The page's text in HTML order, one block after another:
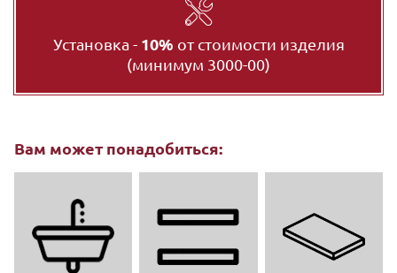
Установка - 10% от стоимости изделия
(минимум 3000-00)
Вам может понадобиться: